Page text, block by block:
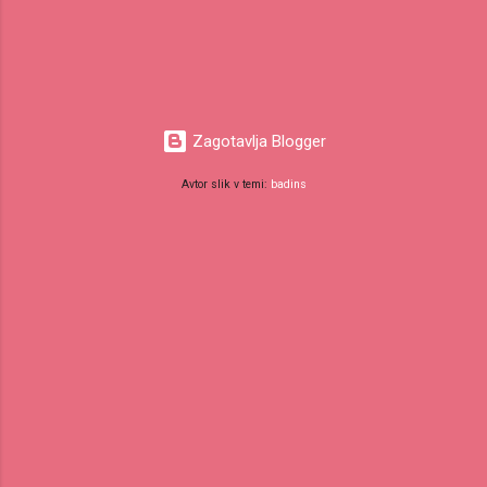
Zagotavlja Blogger
Avtor slik v temi: badins